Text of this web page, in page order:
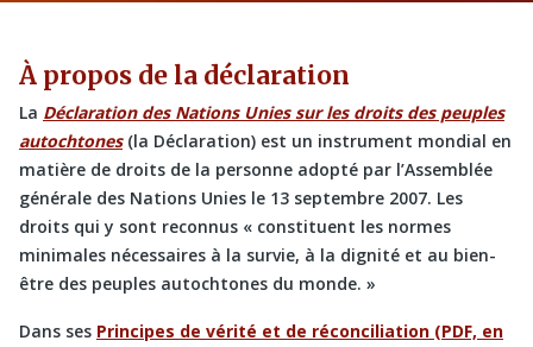
À propos de la déclaration
La Déclaration des Nations Unies sur les droits des peuples
autochtones(la Déclaration) est un instrument mondial en
matière de droits de la personne adopté par l’Assemblée
générale des Nations Unies le 13 septembre 2007. Les
droits qui y sont reconnus « constituent les normes
minimales nécessaires à la survie, à la dignité et au bien-
être des peuples autochtones du monde. »
Dans ses Principes de vérité et de réconciliation (PDF, en